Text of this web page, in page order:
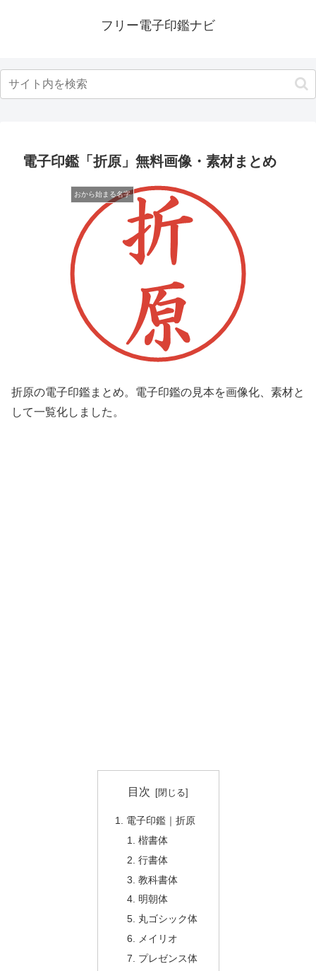
フリー電子印鑑ナビ
電子印鑑「折原」無料画像・素材まとめ
おから始まる名字
折原の電子印鑑まとめ。電子印鑑の見本を画像化、素材と
して一覧化しました。
目次
電子印鑑｜折原
楷書体
行書体
教科書体
明朝体
丸ゴシック体
メイリオ
プレゼンス体